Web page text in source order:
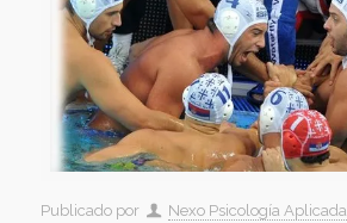
Publicado por Nexo Psicología Aplicada